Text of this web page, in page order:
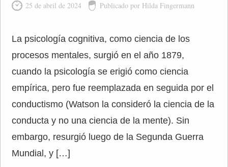
25 de abril de 2024 Publicado por Hilda Fingermann
La psicología cognitiva, como ciencia de los
procesos mentales, surgió en el año 1879,
cuando la psicología se erigió como ciencia
empírica, pero fue reemplazada en seguida por el
conductismo (Watson la consideró la ciencia de la
conducta y no una ciencia de la mente). Sin
embargo, resurgió luego de la Segunda Guerra
Mundial, y […]